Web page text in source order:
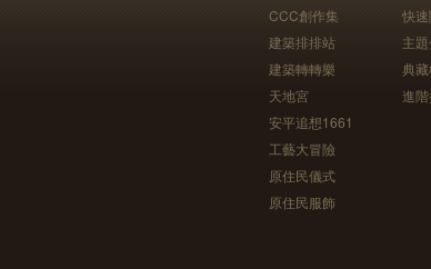
CCC創作集
建築排排站
建築轉轉樂
天地宮
安平追想1661
工藝大冒險
原住民儀式
原住民服飾
快
主
典
進